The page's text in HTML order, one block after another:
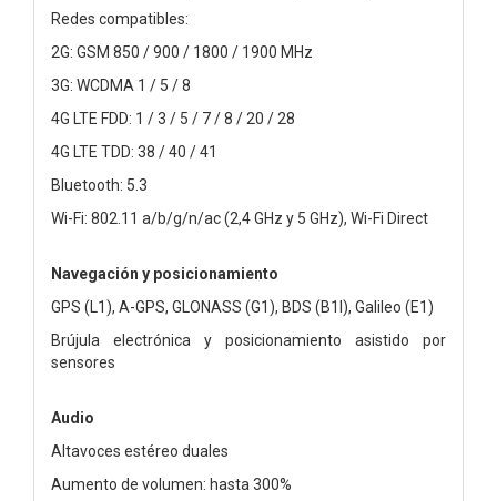
Redes compatibles:
2G: GSM 850 / 900 / 1800 / 1900 MHz
3G: WCDMA 1 / 5 / 8
4G LTE FDD: 1 / 3 / 5 / 7 / 8 / 20 / 28
4G LTE TDD: 38 / 40 / 41
Bluetooth: 5.3
Wi-Fi: 802.11 a/b/g/n/ac (2,4 GHz y 5 GHz), Wi-Fi Direct
Navegación y posicionamiento
GPS (L1), A-GPS, GLONASS (G1), BDS (B1I), Galileo (E1)
Brújula electrónica y posicionamiento asistido por
sensores
Audio
Altavoces estéreo duales
Aumento de volumen: hasta 300%